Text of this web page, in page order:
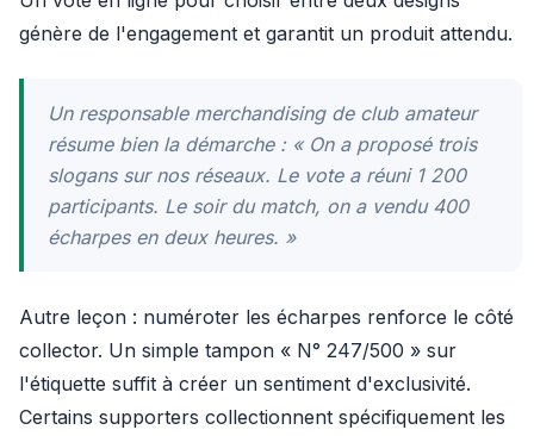
génère de l'engagement et garantit un produit attendu.
Un responsable merchandising de club amateur
résume bien la démarche : « On a proposé trois
slogans sur nos réseaux. Le vote a réuni 1 200
participants. Le soir du match, on a vendu 400
écharpes en deux heures. »
Autre leçon : numéroter les écharpes renforce le côté
collector. Un simple tampon « N° 247/500 » sur
l'étiquette suffit à créer un sentiment d'exclusivité.
Certains supporters collectionnent spécifiquement les